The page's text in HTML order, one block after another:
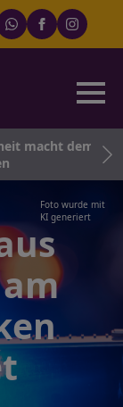
macht dem
Foto wurde mit
KI generiert